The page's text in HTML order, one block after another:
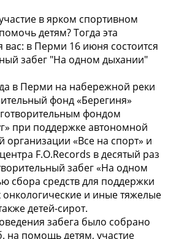
в ярком спортивном
детям? Тогда эта
в Перми 16 июня состоится
забег "На одном дыхании"
в Перми на набережной реки
фонд «Берегиня»
фондом
при поддержке автономной
организации «Все на спорт» и
F.O.Records в десятый раз
забег «На одном
сбора средств для поддержки
и иные тяжелые
детей-сирот.
забега было собрано
на помощь детям, участие